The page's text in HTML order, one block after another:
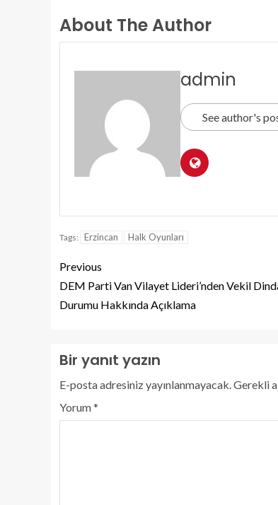
About The Author
admin
See author's
Tags: Erzincan Halk Oyunları
Previous
DEM Parti Van Vilayet Lideri’nden Vekil
Durumu Hakkında Açıklama
Bir yanıt yazın
E-posta adresiniz yayınlanmayacak.Gerekli
Yorum*